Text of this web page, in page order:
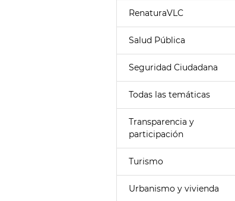
RenaturaVLC
Salud Pública
Seguridad Ciudadana
Todas las temáticas
Transparencia y
participación
Turismo
Urbanismo y vivienda